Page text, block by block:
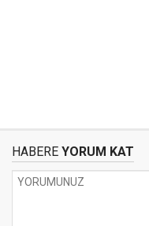
HABERE YORUM KAT